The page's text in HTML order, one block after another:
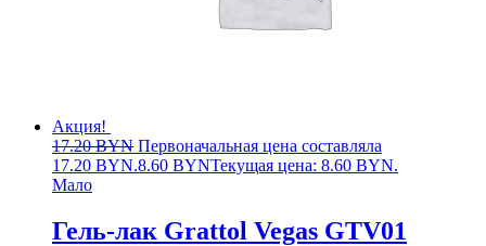
Акция!
17.20BYN Первоначальная цена составляла
17.20 BYN.8.60 BYNТекущая цена: 8.60 BYN.
Мало
Гель-лак Grattol Vegas GTV01